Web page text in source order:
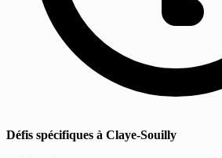
Défis spécifiques à Claye-Souilly